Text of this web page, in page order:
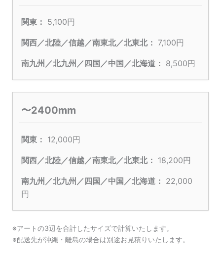
5,100円
7,100円
8,500円
〜2400mm
12,000円
18,200円
22,000
円
※アートの3辺を合計したサイズで計算いたします。
※配送先が沖縄・離島の場合は別途お見積りいたします。